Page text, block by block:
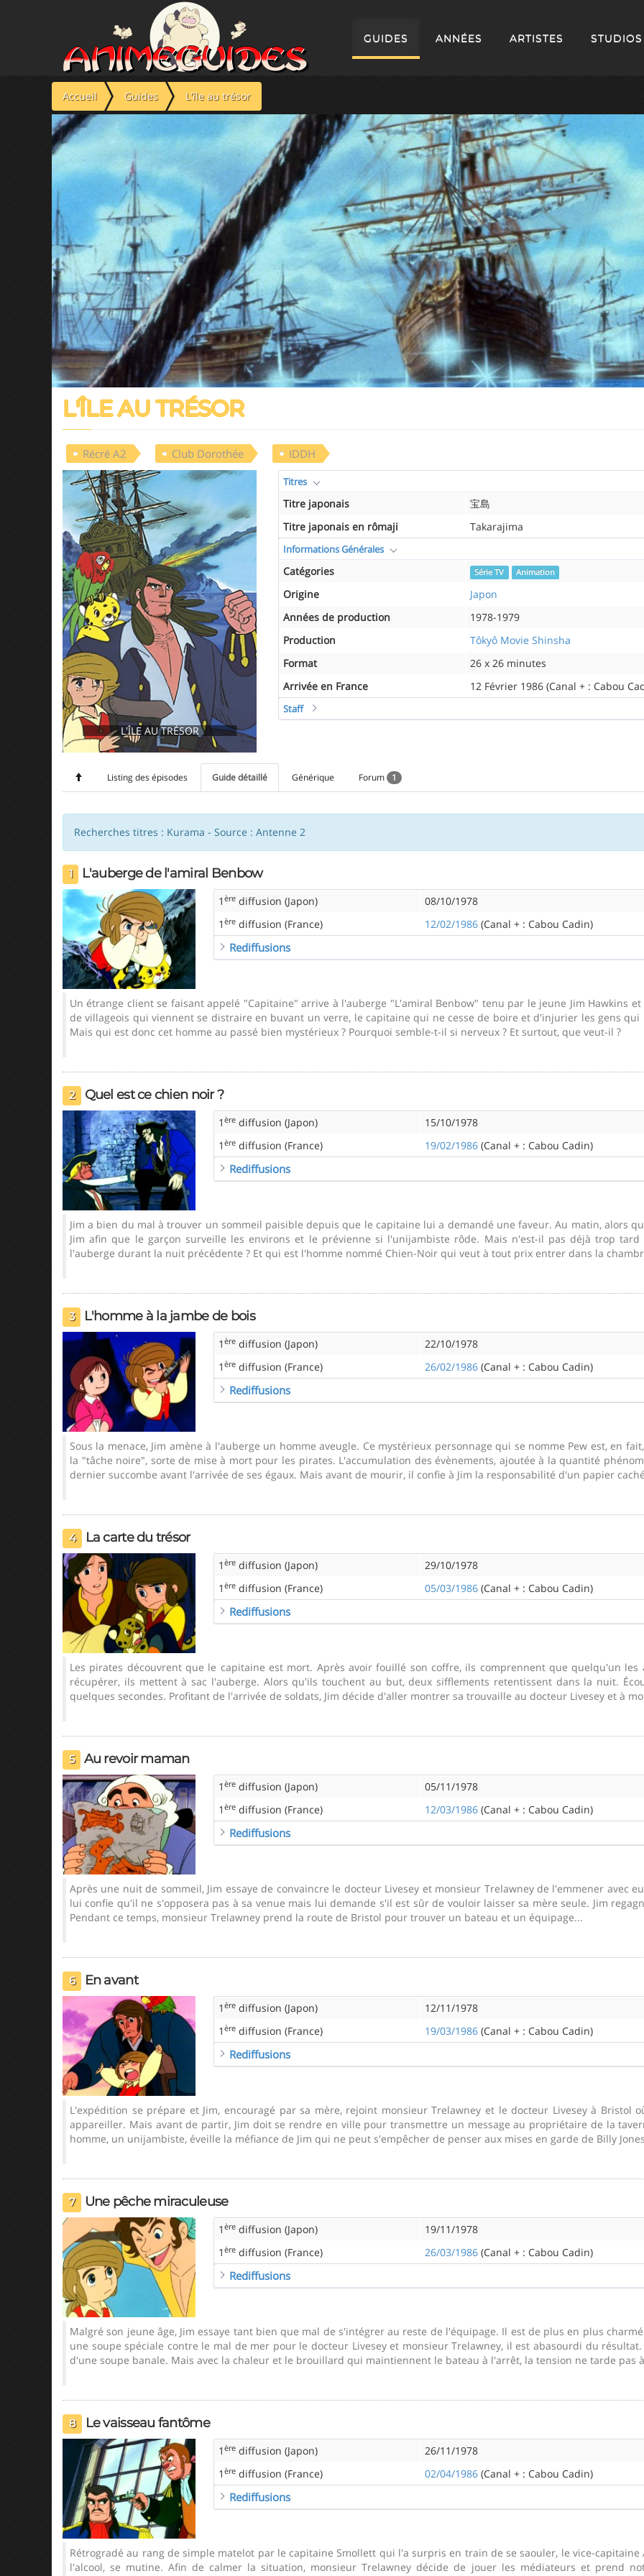
GUIDES ANNÉES ARTISTES STUDIOS
Accueil Guides L'île au trésor
L'ÎLE AU TRÉSOR
Récré A2 Club Dorothée IDDH
L'ÎLE AU TRÉSOR
Titres
Titre japonais
宝島
Titre japonais en rômaji
Takarajima
Informations Générales
Catégories Série TV Animation
Origine
Japon
Années de production
1978-1979
Production
Tôkyô Movie Shinsha
Format
26 x 26 minutes
Arrivée en France
12 Février 1986 (Canal + : Cabou
Staff
Listing des épisodes Guide détaillé Générique Forum 1
Recherches titres : Kurama - Source : Antenne 2
1 L'auberge de l'amiral Benbow
1 ère diffusion (Japon)
08/10/1978
1 ère diffusion (France) 12/02/1986 (Canal + : Cabou Cadin)
Rediffusions
Un étrange client se faisant appelé "Capitaine" arrive à l'auberge "L'amiral Benbow" tenu par le jeune Jim Hawkins
de villageois qui viennent se distraire en buvant un verre, le capitaine qui ne cesse de boire et d'injurier les gens
Mais qui est donc cet homme au passé bien mystérieux ? Pourquoi semble-t-il si nerveux ? Et surtout, que veut-il ?
2 Quel est ce chien noir ?
1 ère diffusion (Japon)
15/10/1978
1 ère diffusion (France) 19/02/1986 (Canal + : Cabou Cadin)
Rediffusions
Jim a bien du mal à trouver un sommeil paisible depuis que le capitaine lui a demandé une faveur. Au matin, alors
Jim afin que le garçon surveille les environs et le prévienne si l'unijambiste rôde. Mais n'est-il pas déjà trop
l'auberge durant la nuit précédente ? Et qui est l'homme nommé Chien-Noir qui veut à tout prix entrer dans la
3 L'homme à la jambe de bois
1 ère diffusion (Japon)
22/10/1978
1 ère diffusion (France) 26/02/1986 (Canal + : Cabou Cadin)
Rediffusions
Sous la menace, Jim amène à l'auberge un homme aveugle. Ce mystérieux personnage qui se nomme Pew est, en
la "tâche noire", sorte de mise à mort pour les pirates. L'accumulation des évènements, ajoutée à la quantité
dernier succombe avant l'arrivée de ses égaux. Mais avant de mourir, il confie à Jim la responsabilité d'un papier
4 La carte du trésor
1 ère diffusion (Japon)
29/10/1978
1 ère diffusion (France) 05/03/1986 (Canal + : Cabou Cadin)
Rediffusions
Les pirates découvrent que le capitaine est mort. Après avoir fouillé son coffre, ils comprennent que quelqu'un
récupérer, ils mettent à sac l'auberge. Alors qu'ils touchent au but, deux sifflements retentissent dans la nuit.
quelques secondes. Profitant de l'arrivée de soldats, Jim décide d'aller montrer sa trouvaille au docteur Livesey et à
5 Au revoir maman
1 ère diffusion (Japon)
05/11/1978
1 ère diffusion (France) 12/03/1986 (Canal + : Cabou Cadin)
Rediffusions
Après une nuit de sommeil, Jim essaye de convaincre le docteur Livesey et monsieur Trelawney de l'emmener avec
lui confie qu'il ne s'opposera pas à sa venue mais lui demande s'il est sûr de vouloir laisser sa mère seule. Jim
Pendant ce temps, monsieur Trelawney prend la route de Bristol pour trouver un bateau et un équipage...
6 En avant
1 ère diffusion (Japon)
12/11/1978
1 ère diffusion (France) 19/03/1986 (Canal + : Cabou Cadin)
Rediffusions
L'expédition se prépare et Jim, encouragé par sa mère, rejoint monsieur Trelawney et le docteur Livesey à Bristol
appareiller. Mais avant de partir, Jim doit se rendre en ville pour transmettre un message au propriétaire de la
homme, un unijambiste, éveille la méfiance de Jim qui ne peut s'empêcher de penser aux mises en garde de Billy
7 Une pêche miraculeuse
1 ère diffusion (Japon)
19/11/1978
1 ère diffusion (France) 26/03/1986 (Canal + : Cabou Cadin)
Rediffusions
Malgré son jeune âge, Jim essaye tant bien que mal de s'intégrer au reste de l'équipage. Il est de plus en plus
une soupe spéciale contre le mal de mer pour le docteur Livesey et monsieur Trelawney, il est abasourdi du
d'une soupe banale. Mais avec la chaleur et le brouillard qui maintiennent le bateau à l'arrêt, la tension ne tarde pas
8 Le vaisseau fantôme
1 ère diffusion (Japon)
26/11/1978
1 ère diffusion (France) 02/04/1986 (Canal + : Cabou Cadin)
Rediffusions
Rétrogradé au rang de simple matelot par le capitaine Smollett qui l'a surpris en train de se saouler, le vice-
l'alcool, se mutine. Afin de calmer la situation, monsieur Trelawney décide de jouer les médiateurs et prend